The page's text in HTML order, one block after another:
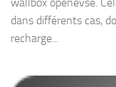
dans différents cas,
recharge...